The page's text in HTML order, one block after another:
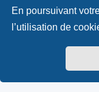
En poursuivant
l’utilisation de